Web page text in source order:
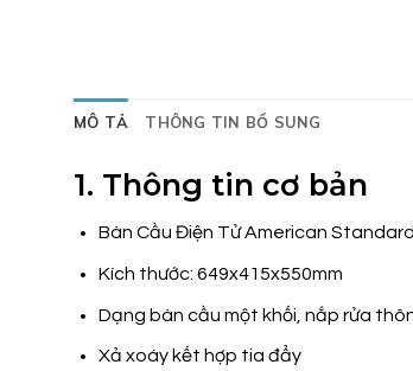
MÔ TẢ THÔNG TIN BỔ SUNG
1. Thông tin cơ bản
Bàn Cầu Điện Tử American
Kích thước: 649x415x550mm
Dạng bàn cầu một khối, nắp rửa
Xả xoáy kết hợp tia đẩy